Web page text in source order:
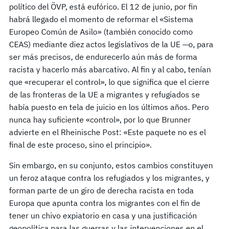
político del ÖVP, está eufórico. El 12 de junio, por fin
habrá llegado el momento de reformar el «Sistema
Europeo Común de Asilo» (también conocido como
CEAS) mediante diez actos legislativos de la UE —o, para
ser más precisos, de endurecerlo aún más de forma
racista y hacerlo más abarcativo. Al fin y al cabo, tenían
que «recuperar el control», lo que significa que el cierre
de las fronteras de la UE a migrantes y refugiados se
había puesto en tela de juicio en los últimos años. Pero
nunca hay suficiente «control», por lo que Brunner
advierte en el Rheinische Post: «Este paquete no es el
final de este proceso, sino el principio».
Sin embargo, en su conjunto, estos cambios constituyen
un feroz ataque contra los refugiados y los migrantes, y
forman parte de un giro de derecha racista en toda
Europa que apunta contra los migrantes con el fin de
tener un chivo expiatorio en casa y una justificación